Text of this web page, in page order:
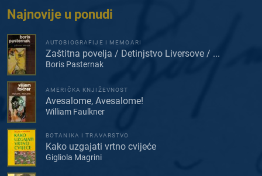
Najnovije u ponudi
AUTOBIOGRAFIJE I MEMOARI
Zaštitna povelja / Detinjstvo Liversove / ...
Boris Pasternak
AMERIČKA KNJIŽEVNOST
Avesalome, Avesalome!
William Faulkner
BOTANIKA I TRAVARSTVO
Kako uzgajati vrtno cvijeće
Gigliola Magrini